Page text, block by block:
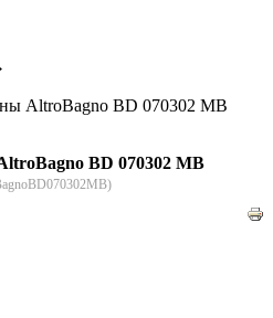
AltroBagno BD 070302 MB
BD 070302 MB
)